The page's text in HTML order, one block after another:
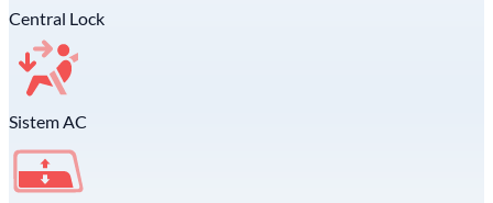
Central Lock
Sistem AC